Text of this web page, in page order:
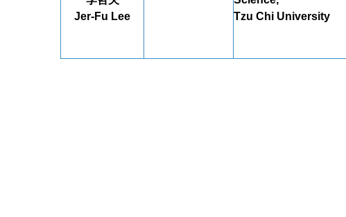
Jer-Fu Lee
Tzu Chi University